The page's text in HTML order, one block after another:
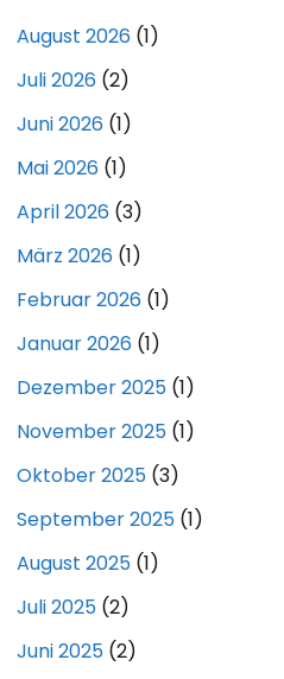
August 2026 (1)
Juli 2026 (2)
Juni 2026 (1)
Mai 2026 (1)
April 2026 (3)
März 2026 (1)
Februar 2026 (1)
Januar 2026 (1)
Dezember 2025 (1)
November 2025 (1)
Oktober 2025 (3)
September 2025 (1)
August 2025 (1)
Juli 2025 (2)
Juni 2025 (2)